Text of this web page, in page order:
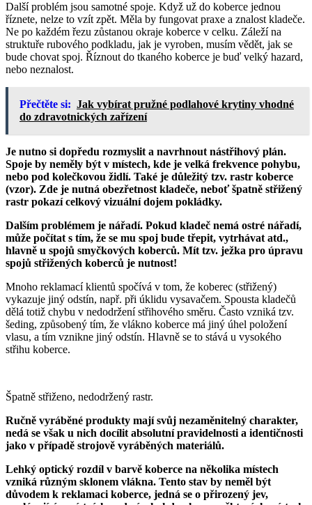
Další problém jsou samotné spoje. Když už do koberce jednou
říznete, nelze to vzít zpět. Měla by fungovat praxe a znalost kladeče.
Ne po každém řezu zůstanou okraje koberce v celku. Záleží na
struktuře rubového podkladu, jak je vyroben, musím vědět, jak se
bude chovat spoj. Říznout do tkaného koberce je buď velký hazard,
nebo neznalost.
Přečtěte si: Jak vybírat pružné podlahové krytiny vhodné
do zdravotnických zařízení
Je nutno si dopředu rozmyslit a navrhnout nástřihový plán.
Spoje by neměly být v místech, kde je velká frekvence pohybu,
nebo pod kolečkovou židlí. Také je důležitý tzv. rastr koberce
(vzor). Zde je nutná obezřetnost kladeče, neboť špatně střižený
rastr pokazí celkový vizuální dojem pokládky.
Dalším problémem je nářadí. Pokud kladeč nemá ostré nářadí,
může počítat s tím, že se mu spoj bude třepit, vytrhávat atd.,
hlavně u spojů smyčkových koberců. Mít tzv. ježka pro úpravu
spojů střižených koberců je nutnost!
Mnoho reklamací klientů spočívá v tom, že koberec (střižený)
vykazuje jiný odstín, např. při úklidu vysavačem. Spousta kladečů
dělá totiž chybu v nedodržení střihového směru. Často vzniká tzv.
šeding, způsobený tím, že vlákno koberce má jiný úhel položení
vlasu, a tím vznikne jiný odstín. Hlavně se to stává u vysokého
střihu koberce.
Špatně střiženo, nedodržený rastr.
Ručně vyráběné produkty mají svůj nezaměnitelný charakter,
nedá se však u nich docílit absolutní pravidelnosti a identičnosti
jako v případě strojově vyráběných materiálů.
Lehký optický rozdíl v barvě koberce na několika místech
vzniká různým sklonem vlákna. Tento stav by neměl být
důvodem k reklamaci koberce, jedná se o přirozený jev,